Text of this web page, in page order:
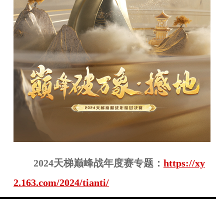
2024天梯巅峰战年度赛专题： https://xy
2.163.com/2024/tianti/